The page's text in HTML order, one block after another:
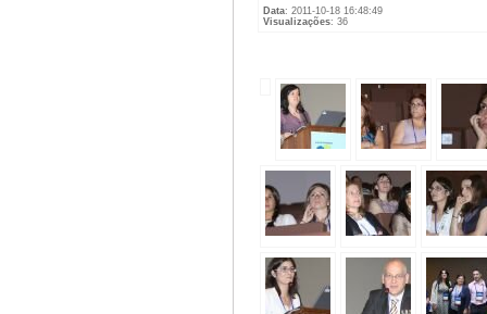
Data: 2011-10-18 16:48:49
Visualizações: 36